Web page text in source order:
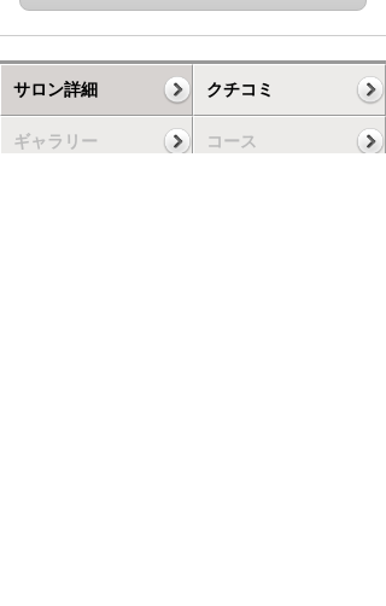
サロン詳細 クチコミ
ギャラリー コース